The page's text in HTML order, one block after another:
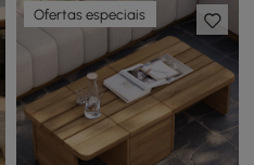
Ofertas especiais